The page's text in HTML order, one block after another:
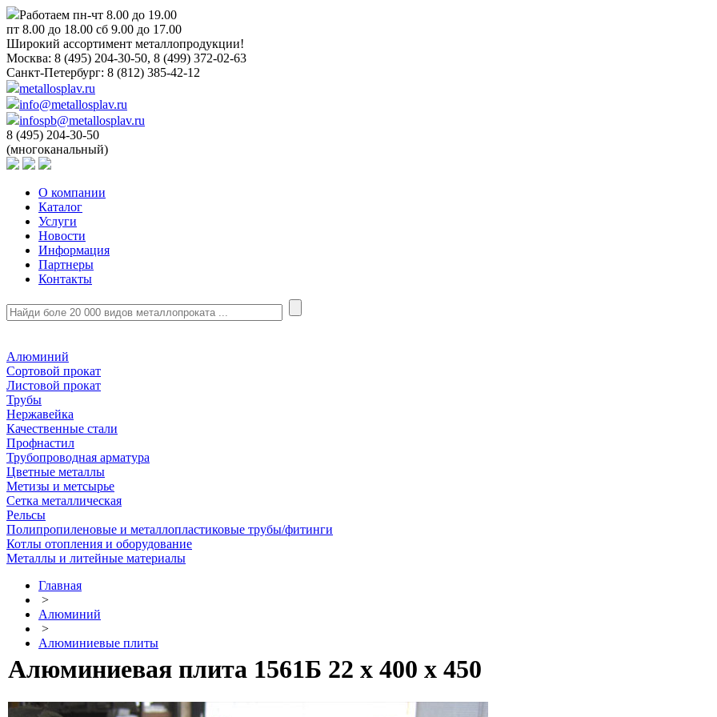
Работаем пн-чт 8.00 до 19.00
пт 8.00 до 18.00 сб 9.00 до 17.00
Широкий ассортимент металлопродукции!
Москва: 8 (495) 204-30-50, 8 (499) 372-02-63
Санкт-Петербург: 8 (812) 385-42-12
metallosplav.ru
info@metallosplav.ru
infospb@metallosplav.ru
8 (495) 204-30-50
(многоканальный)
О компании
Каталог
Услуги
Новости
Информация
Партнеры
Контакты
Алюминий
Сортовой прокат
Листовой прокат
Трубы
Нержавейка
Качественные стали
Профнастил
Трубопроводная арматура
Цветные металлы
Метизы и метсырье
Сетка металлическая
Рельсы
Полипропиленовые и металлопластиковые трубы/фитинги
Котлы отопления и оборудование
Металлы и литейные материалы
Главная
>
Алюминий
>
Алюминиевые плиты
Алюминиевая плита 1561Б 22 х 400 х 450